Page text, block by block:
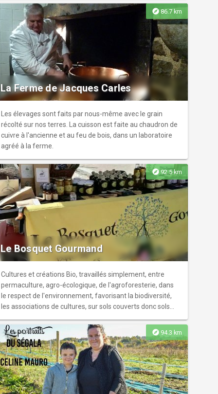
explore 86.7 km
La Ferme de Jacques Carles
Les élevages sont faits par nous-même avec le grain
récolté sur nos terres. La cuisson est faite au chaudron de
cuivre à l'ancienne et au feu de bois, dans un laboratoire
agréé à la ferme.
explore92.5 km
Le Bosquet Gourmand
Cultures et créations Bio, travaillés simplement, entre
permaculture, agro-écologique, de l'agroforesterie, dans
le respect de l'environnement, favorisant la biodiversité,
les associations de cultures, sur sols couverts donc sols
frais, naturels, sains et de saison, présentés soit en plants,
en frais, en secs, en gelées, sirops,sels, au vinaigre, à
l'huile ou en sauce... pour varier les plaisirs dans l'assiette !
visite à prix libre.
explore 94.3 km